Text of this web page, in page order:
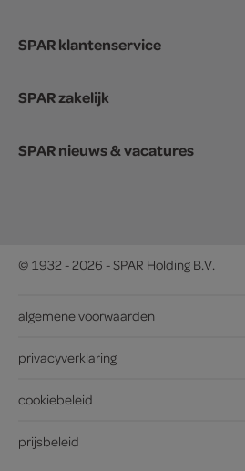
SPAR klantenservice
SPAR zakelijk
SPAR nieuws & vacatures
© 1932 - 2026 - SPAR Holding B.V.
algemene voorwaarden
privacyverklaring
cookiebeleid
prijsbeleid